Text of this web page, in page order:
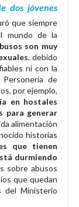
dos jóvenes
que siempre
mundo de la
son muy
, debido
ni con la
de
por ejemplo,
en hostales
para generar
alimentación
historias
que tienen
durmiendo
sobre abusos
que quedan
del Ministerio